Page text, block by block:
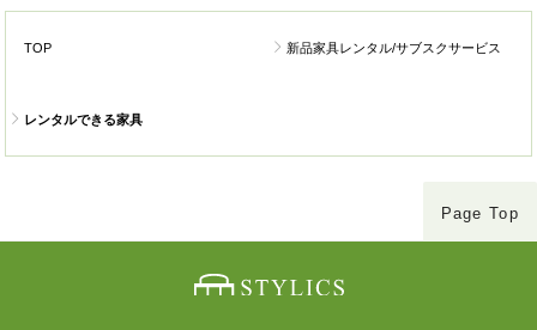
TOP 新品家具レンタル/サブスクサービス
レンタルできる家具
Page Top